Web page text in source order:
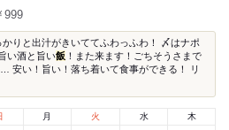
999
かりと出汁がきいててふわっふわ！ 〆はナポ
い酒と旨い飯 ！また来ます！ごちそうさまで
安い！旨い！落ち着いて食事ができる！ リ
月 火 水 木